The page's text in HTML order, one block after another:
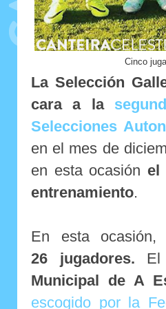
Cinco
La Selección
cara a la
Selecciones
en el mes de
en esta ocasión el
entrenamiento.
En esta ocasión,
26 jugadores.
Municipal de A
escogido por la